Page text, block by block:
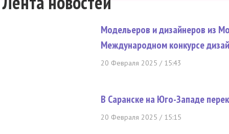
Модельеров и дизайнеров из
Международном конкурсе
20 Февраля 2025 / 15:43
В Саранске на Юго-Западе
20 Февраля 2025 / 15:15